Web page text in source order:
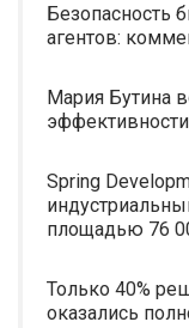
Безопасность
агентов:
Мария Бутина
Spring
площадью 76
Только 40%
оказались